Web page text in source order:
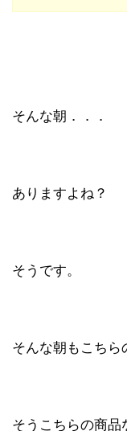
そんな朝．．．
ありますよね？
そうです。
そんな朝もこちら
そうこちらの商品